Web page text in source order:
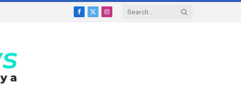
Facebook
X
Instagram